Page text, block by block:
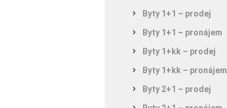
Byty 1+1 – prodej
Byty 1+1 – pronájem
Byty 1+kk – prodej
Byty 1+kk – pronájem
Byty 2+1 – prodej